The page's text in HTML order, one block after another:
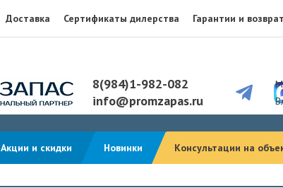
Доставка Сертификаты дилерства Гарантии и возврат
8(984)1-982-082
info@promzapas.ru
Акции и скидки Новинки Консультации на